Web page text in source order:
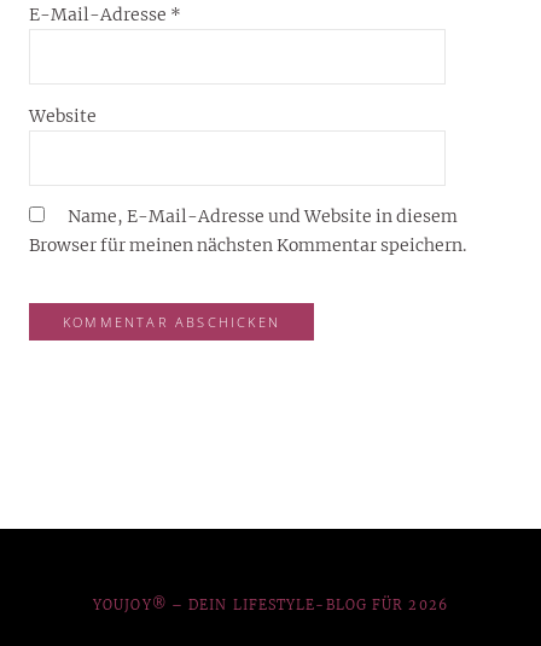
E-Mail-Adresse *
Website
Name, E-Mail-Adresse und Website in diesem
Browser für meinen nächsten Kommentar speichern.
YOUJOY® – DEIN LIFESTYLE-BLOG FÜR 2026